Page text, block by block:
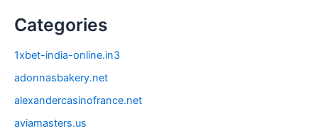
Categories
1xbet-india-online.in3
adonnasbakery.net
alexandercasinofrance.net
aviamasters.us